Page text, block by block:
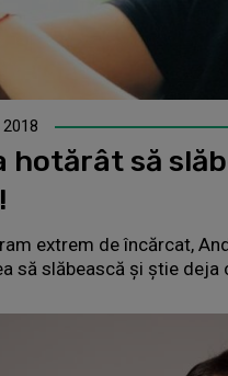
hotărât să
extrem de încărcat,
să slăbească și știe deja